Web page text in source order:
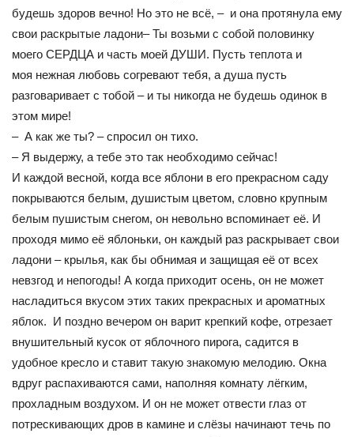
будешь здоров вечно! Но это не всё, – и она протянула ему
свои раскрытые ладони– Ты возьми с собой половинку
моего СЕРДЦА и часть моей ДУШИ. Пусть теплота и
моя нежная любовь согревают тебя, а душа пусть
разговаривает с тобой – и ты никогда не будешь одинок в
этом мире!
– А как же ты? – спросил он тихо.
– Я выдержу, а тебе это так необходимо сейчас!
И каждой весной, когда все яблони в его прекрасном саду
покрываются белым, душистым цветом, словно крупным
белым пушистым снегом, он невольно вспоминает её. И
проходя мимо её яблоньки, он каждый раз раскрывает свои
ладони – крылья, как бы обнимая и защищая её от всех
невзгод и непогоды! А когда приходит осень, он не может
насладиться вкусом этих таких прекрасных и ароматных
яблок. И поздно вечером он варит крепкий кофе, отрезает
внушительный кусок от яблочного пирога, садится в
удобное кресло и ставит такую знакомую мелодию. Окна
вдруг распахиваются сами, наполняя комнату лёгким,
прохладным воздухом. И он не может отвести глаз от
потрескивающих дров в камине и слёзы начинают течь по